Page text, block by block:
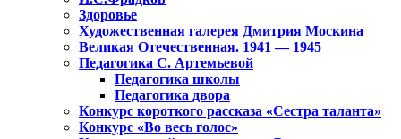
Здоровье
Художественная галерея Дмитрия Москина
Великая Отечественная. 1941 — 1945
Педагогика С. Артемьевой
Педагогика школы
Педагогика двора
Конкурс короткого рассказа «Сестра таланта»
Конкурс «Во весь голос»